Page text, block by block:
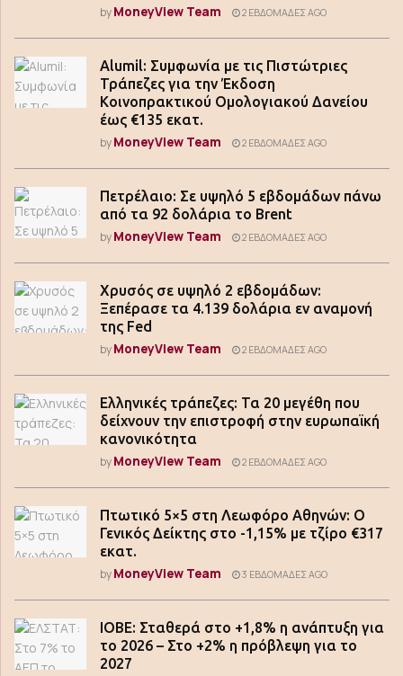
byMoneyView Team 2 ΕΒΔΟΜΆΔΕΣ AGO
Alumil: Συμφωνία με τις Πιστώτριες
Τράπεζες για την Έκδοση
Κοινοπρακτικού Ομολογιακού Δανείου
έως €135 εκατ.
byMoneyView Team 2 ΕΒΔΟΜΆΔΕΣ AGO
Πετρέλαιο: Σε υψηλό 5 εβδομάδων πάνω
από τα 92 δολάρια το Brent
byMoneyView Team 2 ΕΒΔΟΜΆΔΕΣ AGO
Χρυσός σε υψηλό 2 εβδομάδων:
Ξεπέρασε τα 4.139 δολάρια εν αναμονή
της Fed
byMoneyView Team 2 ΕΒΔΟΜΆΔΕΣ AGO
Ελληνικές τράπεζες: Τα 20 μεγέθη που
δείχνουν την επιστροφή στην ευρωπαϊκή
κανονικότητα
byMoneyView Team 2 ΕΒΔΟΜΆΔΕΣ AGO
Πτωτικό 5×5 στη Λεωφόρο Αθηνών: Ο
Γενικός Δείκτης στο -1,15% με τζίρο €317
εκατ.
byMoneyView Team 3 ΕΒΔΟΜΆΔΕΣ AGO
ΙΟΒΕ: Σταθερά στο +1,8% η ανάπτυξη για
το 2026 – Στο +2% η πρόβλεψη για το
2027